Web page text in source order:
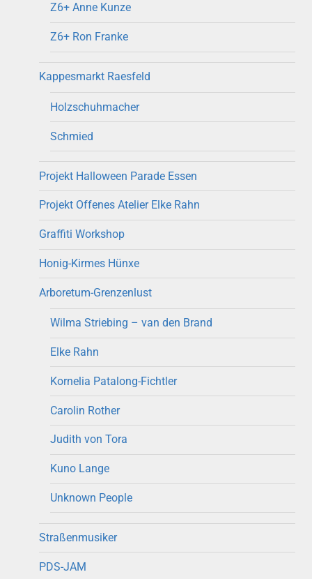
Z6+ Anne Kunze
Z6+ Ron Franke
Kappesmarkt Raesfeld
Holzschuhmacher
Schmied
Projekt Halloween Parade Essen
Projekt Offenes Atelier Elke Rahn
Graffiti Workshop
Honig-Kirmes Hünxe
Arboretum-Grenzenlust
Wilma Striebing – van den Brand
Elke Rahn
Kornelia Patalong-Fichtler
Carolin Rother
Judith von Tora
Kuno Lange
Unknown People
Straßenmusiker
PDS-JAM